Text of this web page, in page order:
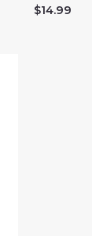
$14.99